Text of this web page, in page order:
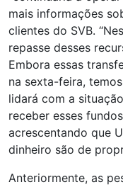
mais informações
clientes do SVB.
repasse desses
Embora essas
na sexta-feira,
lidará com a
receber esses
acrescentando que
dinheiro são de
Anteriormente, as